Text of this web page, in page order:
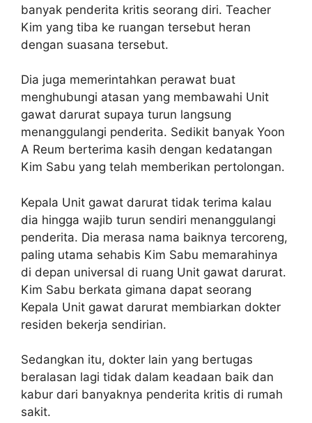
banyak penderita kritis seorang diri. Teacher
Kim yang tiba ke ruangan tersebut heran
dengan suasana tersebut.
Dia juga memerintahkan perawat buat
menghubungi atasan yang membawahi Unit
gawat darurat supaya turun langsung
menanggulangi penderita. Sedikit banyak Yoon
A Reum berterima kasih dengan kedatangan
Kim Sabu yang telah memberikan pertolongan.
Kepala Unit gawat darurat tidak terima kalau
dia hingga wajib turun sendiri menanggulangi
penderita. Dia merasa nama baiknya tercoreng,
paling utama sehabis Kim Sabu memarahinya
di depan universal di ruang Unit gawat darurat.
Kim Sabu berkata gimana dapat seorang
Kepala Unit gawat darurat membiarkan dokter
residen bekerja sendirian.
Sedangkan itu, dokter lain yang bertugas
beralasan lagi tidak dalam keadaan baik dan
kabur dari banyaknya penderita kritis di rumah
sakit.